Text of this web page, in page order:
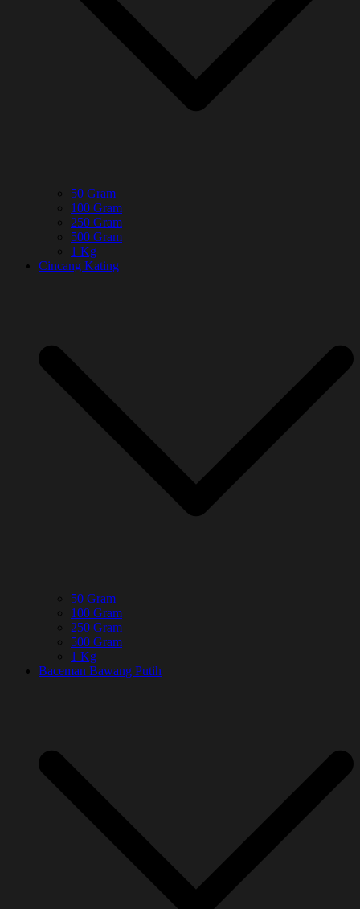
50 Gram
100 Gram
250 Gram
500 Gram
1 Kg
Cincang Kating
50 Gram
100 Gram
250 Gram
500 Gram
1 Kg
Baceman Bawang Putih